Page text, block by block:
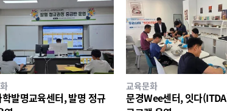
발명교육센터, 발명 정규
교육문화
문경Wee센터, 잇다